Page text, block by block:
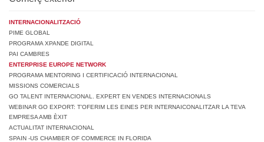
INTERNACIONALITZACIÓ
PIME GLOBAL
PROGRAMA XPANDE DIGITAL
PAI CAMBRES
ENTERPRISE EUROPE NETWORK
PROGRAMA MENTORING I CERTIFICACIÓ INTERNACIONAL
MISSIONS COMERCIALS
GO TALENT INTERNACIONAL. EXPERT EN VENDES INTERNACIONALS
WEBINAR GO EXPORT: T’OFERIM LES EINES PER INTERNAICONALITZAR LA TEVA
EMPRESA AMB ÈXIT
ACTUALITAT INTERNACIONAL
SPAIN -US CHAMBER OF COMMERCE IN FLORIDA